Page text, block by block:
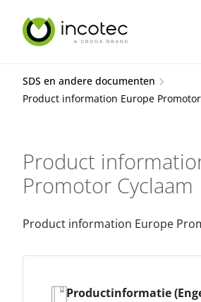
over
over
SDS en andere documenten
Product information Europe
Product
Promotor Cyclaam
Product information Europe
Productinformatie